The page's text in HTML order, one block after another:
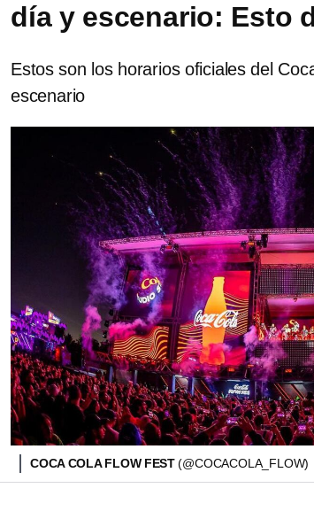
día y escenario: Esto
Estos son los horarios oficiales del
escenario
COCA COLA FLOW FEST(@COCACOLA_FLOW)